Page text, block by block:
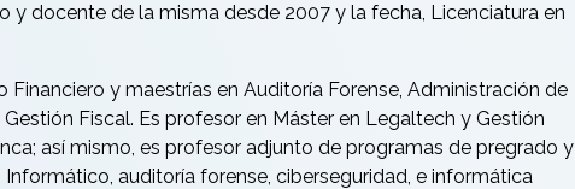
y docente de la misma desde 2007 y la fecha, Licenciatura en
Financiero y maestrías en Auditoría Forense, Administración de
Fiscal. Es profesor en Máster en Legaltech y Gestión
así mismo, es profesor adjunto de programas de pregrado y
auditoría forense, ciberseguridad, e informática